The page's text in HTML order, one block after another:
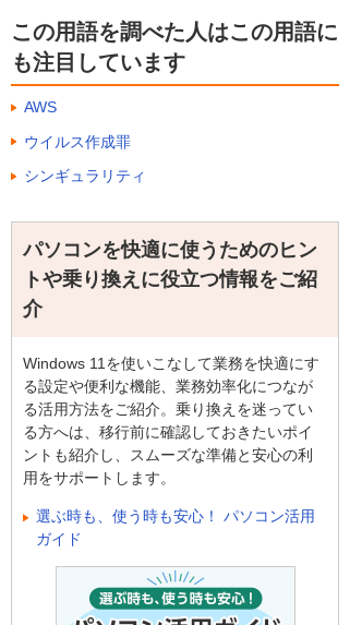
この用語を調べた人はこの用語に
も注目しています
AWS
ウイルス作成罪
シンギュラリティ
パソコンを快適に使うためのヒン
トや乗り換えに役立つ情報をご紹
介
Windows 11を使いこなして業務を快適にす
る設定や便利な機能、業務効率化につなが
る活用方法をご紹介。乗り換えを迷ってい
る方へは、移行前に確認しておきたいポイ
ントも紹介し、スムーズな準備と安心の利
用をサポートします。
選ぶ時も、使う時も安心！ パソコン活用
ガイド